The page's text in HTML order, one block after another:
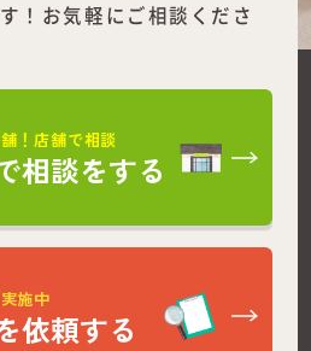
！お気軽にご相談くださ
！店舗で相談
相談をする
施中
依頼する